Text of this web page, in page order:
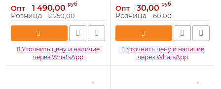
Артикул: 615310
Опт 1 490,00 руб
Розница 2 250,00
Уточнить цену и наличие
через WhatsApp
Артикул: 6015387
Опт 30,00 руб
Розница 60,00
Уточнить цену и наличие
через WhatsApp